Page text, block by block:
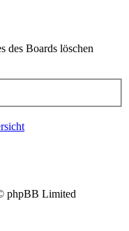
des Boards löschen
phpBB Limited